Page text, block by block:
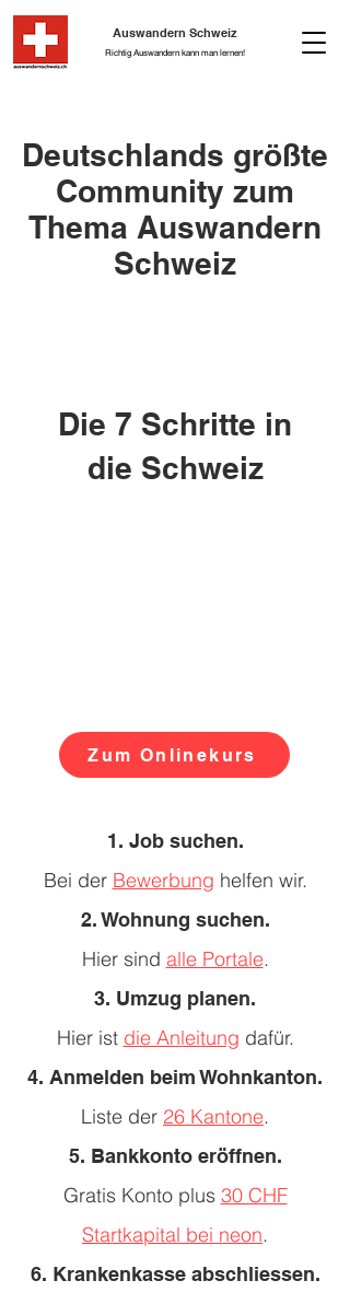
Richtig Auswandern kann man lernen!
Auswandern Schweiz
Deutschlands größte
Community zum
Thema Auswandern
Schweiz
Zum Onlinekurs
Die 7 Schritte in
die Schweiz
1. Job suchen.
Bei der Bewerbung helfen wir.
2. Wohnung suchen.
Hier sind alle Portale.
3. Umzug planen.
Hier ist die Anleitung dafür.
4. Anmelden beim Wohnkanton.
Liste der 26 Kantone.
5. Bankkonto eröffnen.
Gratis Konto plus 30 CHF
Startkapital bei neon.
6. Krankenkasse abschliessen.